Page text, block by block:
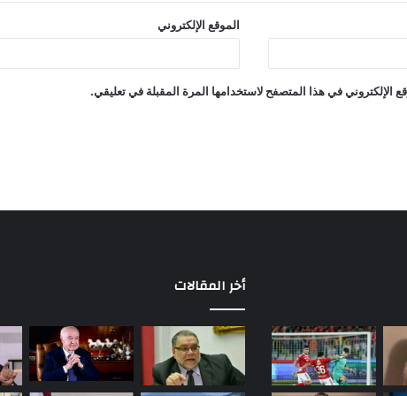
الموقع الإلكتروني
الإلكتروني في هذا المتصفح لاستخدامها المرة المقبلة في تعليقي.
أخر المقالات
مباريات
الأهلي
في
الدوري